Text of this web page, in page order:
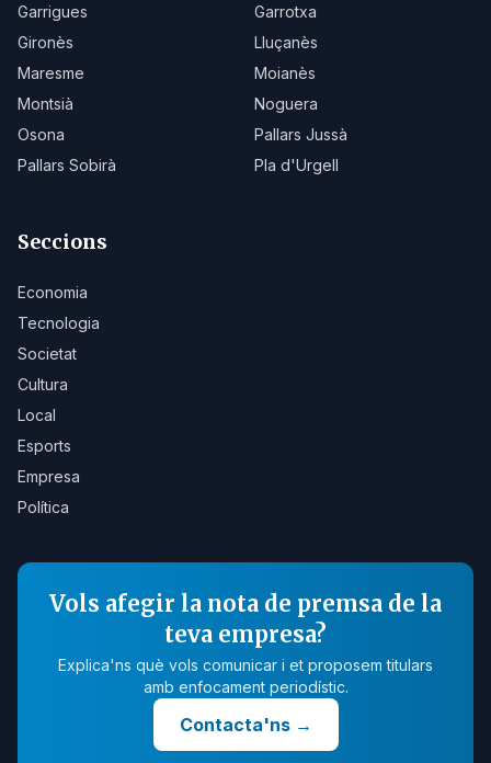
Garrigues
Garrotxa
Gironès
Lluçanès
Maresme
Moianès
Montsià
Noguera
Osona
Pallars Jussà
Pallars Sobirà
Pla d'Urgell
Seccions
Economia
Tecnologia
Societat
Cultura
Local
Esports
Empresa
Política
Vols afegir la nota de premsa de la
teva empresa?
Explica'ns què vols comunicar i et proposem titulars
amb enfocament periodístic.
Contacta'ns→